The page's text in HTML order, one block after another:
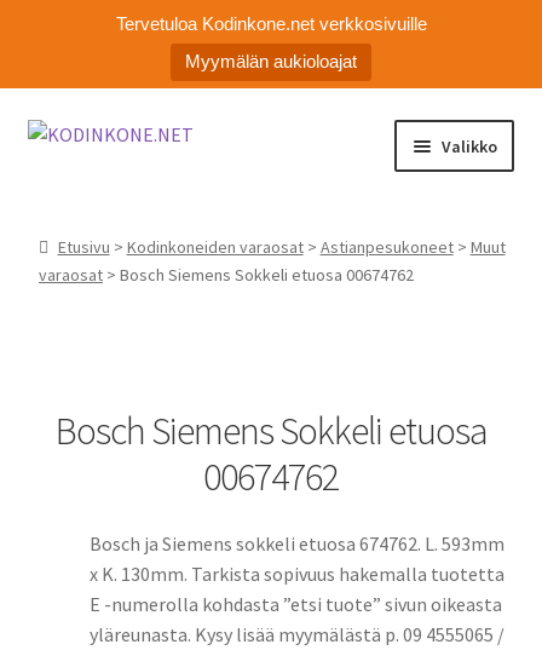
Tervetuloa Kodinkone.net verkkosivuille
Myymälän aukioloajat
Siirry
Siirry
Valikko
tason
Ota yhteyttä
Etusivu > Kodinkoneiden varaosat> Astianpesukoneet> Muut
varaosat > Bosch Siemens Sokkeli etuosa 00674762
Bosch Siemens Sokkeli etuosa
00674762
Bosch ja Siemens sokkeli etuosa 674762. L. 593mm
x K. 130mm. Tarkista sopivuus hakemalla tuotetta
E -numerolla kohdasta ”etsi tuote” sivun oikeasta
yläreunasta. Kysy lisää myymälästä p. 09 4555065 /